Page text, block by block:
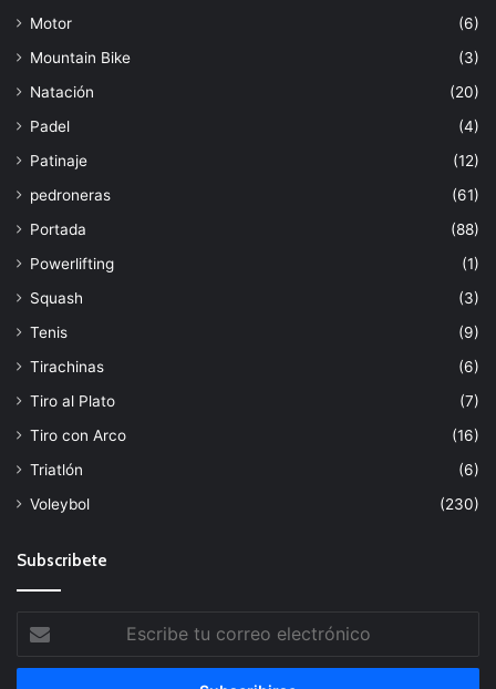
Motor
(6)
Mountain Bike
(3)
Natación
(20)
Padel
(4)
Patinaje
(12)
pedroneras
(61)
Portada
(88)
Powerlifting
(1)
Squash
(3)
Tenis
(9)
Tirachinas
(6)
Tiro al Plato
(7)
Tiro con Arco
(16)
Triatlón
(6)
Voleybol
(230)
Subscribete
tu
correo